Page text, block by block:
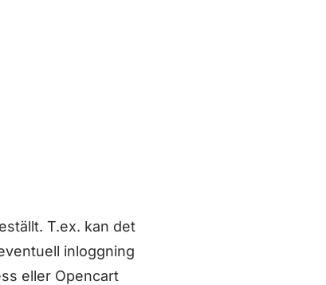
T.ex. kan det
inloggning
eller Opencart